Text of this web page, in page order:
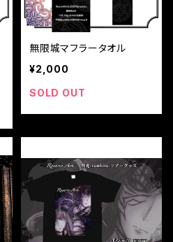
無限城マフラータオル
¥2,000
SOLD OUT